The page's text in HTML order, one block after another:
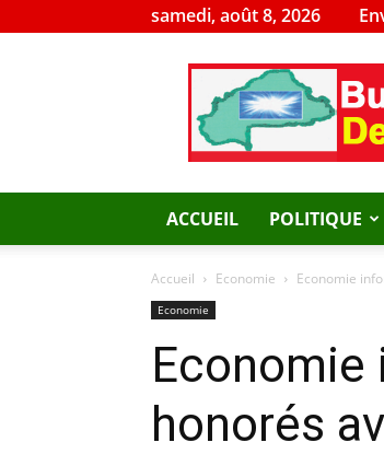
samedi, août 8, 2026
Burkina
Demain
ACCUEIL POLITIQUE
Accueil Economie Economie
Economie
honorés